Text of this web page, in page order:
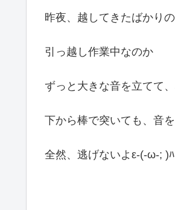
昨夜、越してきたばかり
引っ越し作業中なのか
ずっと大きな音を立てて、
下から棒で突いても、音
全然、逃げないよε-(-ω-; )